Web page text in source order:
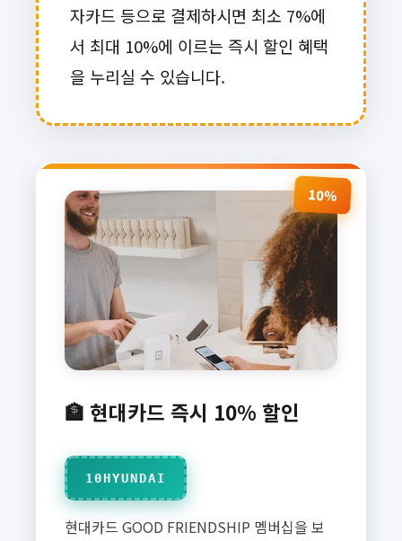
자카드 등으로 결제하시면 최소 7%에
서 최대 10%에 이르는 즉시 할인 혜택
을 누리실 수 있습니다.
10%
🏦 현대카드 즉시 10% 할인
10HYUNDAI
현대카드 GOOD FRIENDSHIP 멤버십을 보